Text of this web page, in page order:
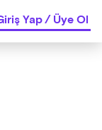
Yap/Üye Ol